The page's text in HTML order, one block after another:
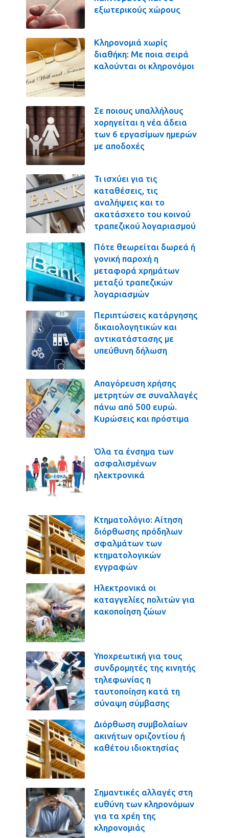
εξωτερικούς χώρους
Κληρονομιά χωρίς
διαθήκη: Με ποια σειρά
καλούνται οι κληρονόμοι
Σε ποιους υπαλλήλους
χορηγείται η νέα άδεια
των 6 εργασίμων ημερών
με αποδοχές
Τι ισχύει για τις
καταθέσεις, τις
αναλήψεις και το
ακατάσχετο του κοινού
τραπεζικού λογαριασμού
Πότε θεωρείται δωρεά ή
γονική παροχή η
μεταφορά χρημάτων
μεταξύ τραπεζικών
λογαριασμών
Περιπτώσεις κατάργησης
δικαιολογητικών και
αντικατάστασης με
υπεύθυνη δήλωση
Απαγόρευση χρήσης
μετρητών σε συναλλαγές
πάνω από 500 ευρώ.
Κυρώσεις και πρόστιμα
Όλα τα ένσημα των
ασφαλισμένων
ηλεκτρονικά
Κτηματολόγιο: Αίτηση
διόρθωσης πρόδηλων
σφαλμάτων των
κτηματολογικών
εγγραφών
Ηλεκτρονικά οι
καταγγελίες πολιτών για
κακοποίηση ζώων
Υποχρεωτική για τους
συνδρομητές της κινητής
τηλεφωνίας η
ταυτοποίηση κατά τη
σύναψη σύμβασης
Διόρθωση συμβολαίων
ακινήτων οριζοντίου ή
καθέτου ιδιοκτησίας
Σημαντικές αλλαγές στη
ευθύνη των κληρονόμων
για τα χρέη της
κληρονομιάς